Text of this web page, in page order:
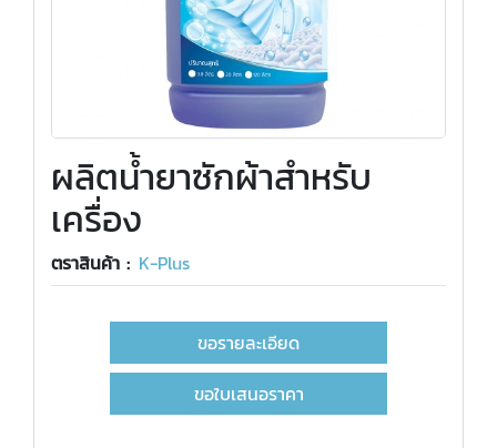
ผลิตน้ำยาซักผ้าสำหรับ
เครื่อง
ตราสินค้า : K-Plus
ขอรายละเอียด
ขอใบเสนอราคา